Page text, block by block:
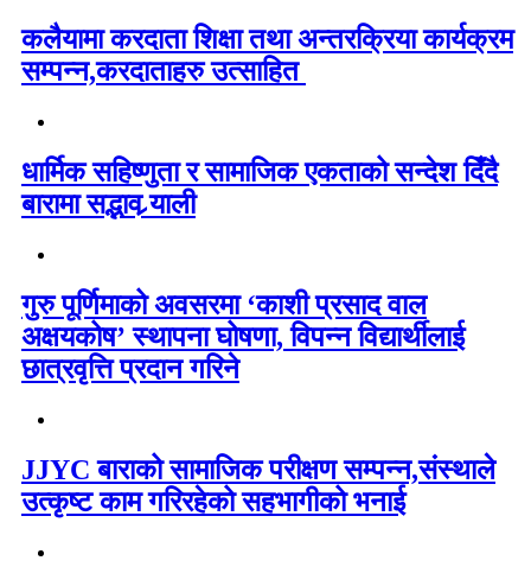
कलैयामा करदाता शिक्षा तथा अन्तरक्रिया कार्यक्रम
सम्पन्न,करदाताहरु उत्साहित
धार्मिक सहिष्णुता र सामाजिक एकताको सन्देश दिँदै
बारामा सद्भाव र्‍याली
गुरु पूर्णिमाको अवसरमा ‘काशी प्रसाद वाल
अक्षयकोष’ स्थापना घोषणा, विपन्न विद्यार्थीलाई
छात्रवृत्ति प्रदान गरिने
JJYC बाराको सामाजिक परीक्षण सम्पन्न,संस्थाले
उत्कृष्ट काम गरिरहेको सहभागीको भनाई